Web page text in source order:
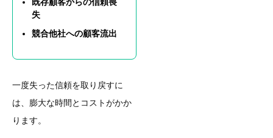
失
競合他社への顧客流出
一度失った信頼を取り戻すに
は、膨大な時間とコストがかか
ります。